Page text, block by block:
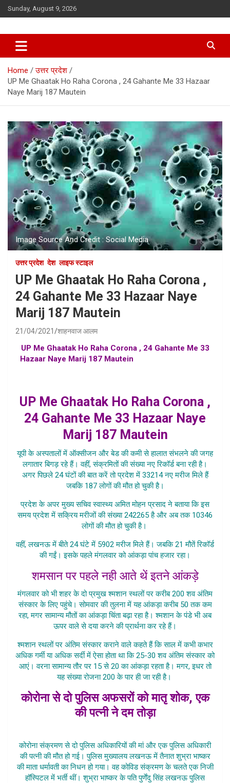
Skip
to
Sunday, August 9, 2026
Home
उत्तर प्रदेश
UP Me Ghaatak Ho Raha Corona , 24 Gahante Me 33 Hazaar
Naye Marij 187 Mautein
Image Source And Credit : Social Media
उत्तर प्रदेश देश लाइफ स्टाइल
UP Me Ghaatak Ho Raha Corona ,
24 Gahante Me 33 Hazaar Naye
Marij 187 Mautein
21/04/2021 शाहनवाज आलम
UP Me Ghaatak Ho Raha Corona , 24 Gahante Me 33
Hazaar Naye Marij 187 Mautein
UP Me Ghaatak Ho Raha Corona ,
24 Gahante Me 33 Hazaar Naye
Marij 187 Mautein
यूपी के अस्पतालों में ऑक्सीजन और बेड की कमी से हालात संभलने की जगह
लगातार बिगड़ रहे हैं। वहीं, संक्रमितों की संख्या नए रिकॉर्ड बना रही है।
अगर पिछले 24 घंटों की बात करें तो प्रदेश में 33214 नए मरीज मिले हैं
जबकि 187 लोगों की मौत हो चुकी है।
प्रदेश के अपर मुख्य सचिव स्वास्थ्य अमित मोहन प्रसाद ने बताया कि इस
समय प्रदेश में सक्रिय मरीजों की संख्या 242265 है और अब तक 10346
लोगों की मौत हो चुकी है।
वहीं, लखनऊ में बीते 24 घंटे में 5902 मरीज मिले हैं। जबकि 21 मौतें रिकॉर्ड
की गईं। इसके पहले मंगलवार को आंकड़ा पांच हजार रहा।
शमसान पर पहले नही आते थें इतने आंकड़े
मंगलवार को भी शहर के दो प्रमुख श्मशान स्थलों पर करीब 200 शव अंतिम
संस्कार के लिए पहुंचे। सोमवार की तुलना में यह आंकड़ा करीब 50 तक कम
रहा, मगर सामान्य मौतों का आंकड़ा चिंता बढ़ा रहा है। श्मशान के पंडे भी अब
ऊपर वाले से दया करने की प्रार्थना कर रहे हैं।
श्मशान स्थलों पर अंतिम संस्कार कराने वाले कहते हैं कि साल में कभी कभार
अधिक गर्मी या अधिक सर्दी में ऐसा होता था कि 25-30 शव अंतिम संस्कार को
आएं। वरना सामान्य तौर पर 15 से 20 का आंकड़ा रहता है। मगर, इधर तो
यह संख्या रोजना 200 के पार ही जा रही है।
कोरोना से दो पुलिस अफसरों को मातृ शोक, एक
की पत्नी ने दम तोड़ा
कोरोना संक्रमण से दो पुलिस अधिकारियों की मां और एक पुलिस अधिकारी
की पत्नी की मौत हो गई। पुलिस मुख्यालय लखनऊ में तैनात शुभ्रा भाष्कर
की माता धर्मावती का निधन हो गया। वह कोविड संक्रमण के चलते एक निजी
हॉस्पिटल में भर्ती थीं। शुभ्रा भाष्कर के पति पुर्णेंदु सिंह लखनऊ पुलिस